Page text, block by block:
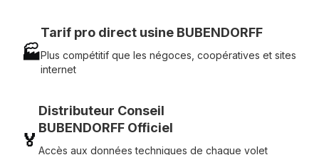
🏭
Tarif pro direct usine BUBENDORFF
Plus compétitif que les négoces, coopératives et sites
internet
🏅
Distributeur Conseil
BUBENDORFF Officiel
Accès aux données techniques de chaque volet